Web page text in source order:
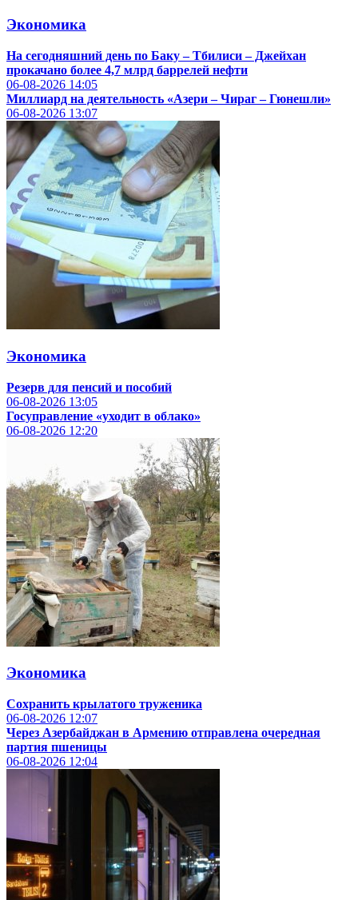
Экономика
На сегодняшний день по Баку – Тбилиси – Джейхан
прокачано более 4,7 млрд баррелей нефти
06-08-2026 14:05
Миллиард на деятельность «Азери – Чираг – Гюнешли»
06-08-2026 13:07
Экономика
Резерв для пенсий и пособий
06-08-2026 13:05
Госуправление «уходит в облако»
06-08-2026 12:20
Экономика
Сохранить крылатого труженика
06-08-2026 12:07
Через Азербайджан в Армению отправлена очередная
партия пшеницы
06-08-2026 12:04